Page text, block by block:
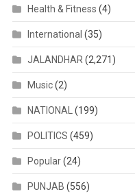
Health & Fitness (4)
International (35)
JALANDHAR (2,271)
Music(2)
NATIONAL (199)
POLITICS (459)
Popular(24)
PUNJAB (556)